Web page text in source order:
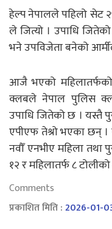
हेल्प नेपालले पहिलो सेट
ले जित्यो । उपाधि
भने उपविजेता बनेको
आजै भएको
क्लबले नेपाल पुलिस
उपाधि जितेको छ । यस्तै
एपीएफ तेश्रो भएका छन्
नवौँ एनभीए महिला तथा
१२ र महिलातर्फ ८
Comments
प्रकाशित मिति :2026-01-